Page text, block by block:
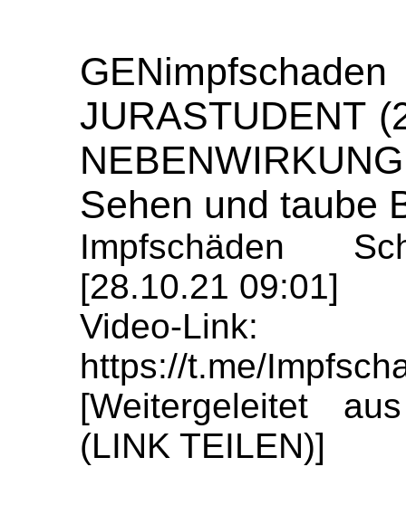
JURASTUDENT
Sehen und taube
Impfschäden
[28.10.21 09:01]
Video-Link:
https://t.me/
[Weitergeleitet
(LINK TEILEN)]